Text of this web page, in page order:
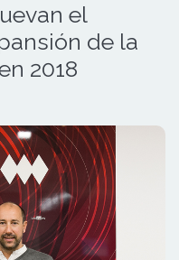
el
de la
2018